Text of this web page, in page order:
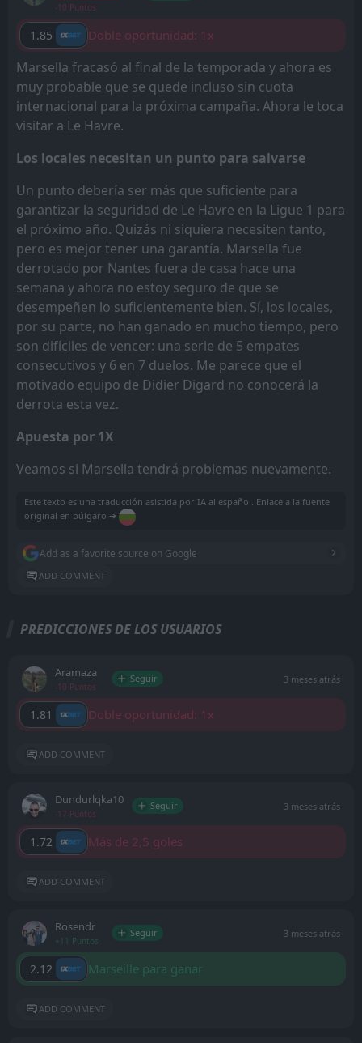
-10 Puntos
1.85 Doble oportunidad: 1x
Marsella fracasó al final de la temporada y ahora es
muy probable que se quede incluso sin cuota
internacional para la próxima campaña. Ahora le toca
visitar a Le Havre.
Los locales necesitan un punto para salvarse
Un punto debería ser más que suficiente para
garantizar la seguridad de Le Havre en la Ligue 1 para
el próximo año. Quizás ni siquiera necesiten tanto,
pero es mejor tener una garantía. Marsella fue
derrotado por Nantes fuera de casa hace una
semana y ahora no estoy seguro de que se
desempeñen lo suficientemente bien. Sí, los locales,
por su parte, no han ganado en mucho tiempo, pero
son difíciles de vencer: una serie de 5 empates
consecutivos y 6 en 7 duelos. Me parece que el
motivado equipo de Didier Digard no conocerá la
derrota esta vez.
Apuesta por 1X
Veamos si Marsella tendrá problemas nuevamente.
Este texto es una traducción asistida por IA al español. Enlace a la fuente
original en búlgaro ➔
Add as a favorite source on Google
ADD COMMENT
PREDICCIONES DE LOS USUARIOS
Aramaza
-10 Puntos
Seguir 3 meses atrás
1.81 Doble oportunidad: 1x
ADD COMMENT
Dundurlqka10
-17 Puntos
Seguir 3 meses atrás
1.72 Más de 2,5 goles
ADD COMMENT
Rosendr
+11 Puntos
Seguir 3 meses atrás
2.12 Marseille para ganar
ADD COMMENT